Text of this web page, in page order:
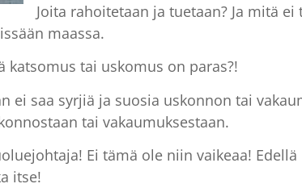
Joita rahoitetaan ja tuetaan? Ja mitä
maassa.
tai uskomus on paras?!
saa syrjiä ja suosia uskonnon tai
tai vakaumuksestaan.
Ei tämä ole niin vaikeaa!
itse!